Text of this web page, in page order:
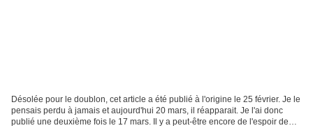
Désolée pour le doublon, cet article a été publié à l'origine le 25 février. Je le
pensais perdu à jamais et aujourd'hui 20 mars, il réapparait. Je l'ai donc
publié une deuxième fois le 17 mars. Il y a peut-être encore de l'espoir de